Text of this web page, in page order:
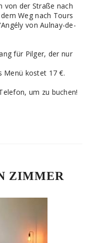
von der Straße nach
Weg nach Tours
von Aulnay-de-
für Pilger, der nur
Menü kostet 17 €.
um zu buchen!
ZIMMER